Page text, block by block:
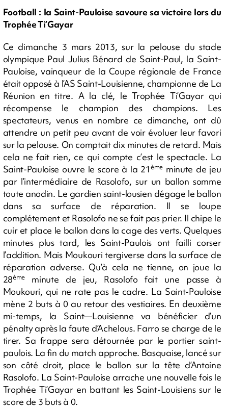
Football : la Saint-Pauloise savoure sa victoire lors du
Trophée Ti’Gayar
Ce dimanche 3 mars 2013, sur la pelouse du stade
olympique Paul Julius Bénard de Saint-Paul, la Saint-
Pauloise, vainqueur de la Coupe régionale de France
était opposé à l’AS Saint-Louisienne, championne de La
Réunion en titre. A la clé, le Trophée Ti’Gayar qui
récompense le champion des champions. Les
spectateurs, venus en nombre ce dimanche, ont dû
attendre un petit peu avant de voir évoluer leur favori
sur la pelouse. On comptait dix minutes de retard. Mais
cela ne fait rien, ce qui compte c’est le spectacle. La
Saint-Pauloise ouvre le score à la 21èmeminute de jeu
par l’intermédiaire de Rasolofo, sur un ballon somme
toute anodin. Le gardien saint-lousien dégage le ballon
dans sa surface de réparation. Il se loupe
complétement et Rasolofo ne se fait pas prier. Il chipe le
cuir et place le ballon dans la cage des verts. Quelques
minutes plus tard, les Saint-Paulois ont failli corser
l’addition. Mais Moukouri tergiverse dans la surface de
réparation adverse. Qu’à cela ne tienne, on joue la
28èmeminute de jeu, Rasolofo fait une passe à
Moukouri, qui ne rate pas le cadre. La Saint-Pauloise
mène 2 buts à 0 au retour des vestiaires. En deuxième
mi-temps, la Saint—Louisienne va bénéficier d’un
pénalty après la faute d’Achelous. Farro se charge de le
tirer. Sa frappe sera détournée par le portier saint-
paulois. La fin du match approche. Basquaise, lancé sur
son côté droit, place le ballon sur la tête d’Antoine
Rasolofo. La Saint-Pauloise arrache une nouvelle fois le
Trophée Ti’Gayar en battant les Saint-Louisiens sur le
score de 3 buts à 0.